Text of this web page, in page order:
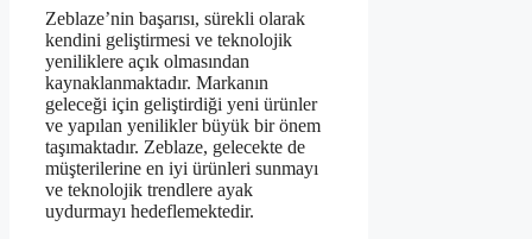
Zeblaze’nin başarısı, sürekli olarak
kendini geliştirmesi ve teknolojik
yeniliklere açık olmasından
kaynaklanmaktadır. Markanın
geleceği için geliştirdiği yeni ürünler
ve yapılan yenilikler büyük bir önem
taşımaktadır. Zeblaze, gelecekte de
müşterilerine en iyi ürünleri sunmayı
ve teknolojik trendlere ayak
uydurmayı hedeflemektedir.